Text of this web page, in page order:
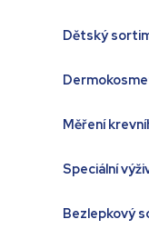
Dětský
Měření
Speciální
Bezlepkový